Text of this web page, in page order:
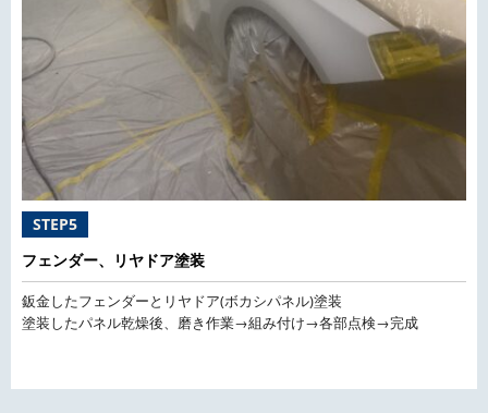
STEP5
フェンダー、リヤドア塗装
鈑金したフェンダーとリヤドア(ボカシパネル)塗装
塗装したパネル乾燥後、磨き作業→組み付け→各部点検→完成